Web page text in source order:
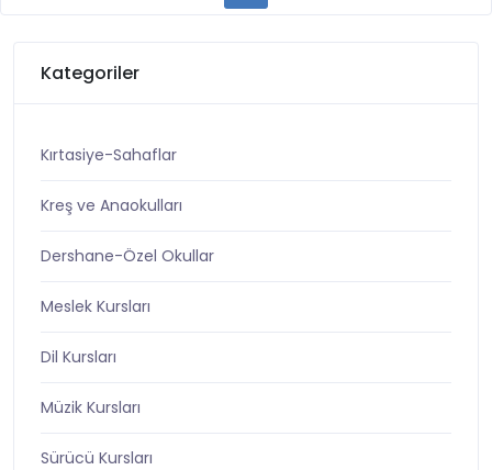
Kategoriler
Kırtasiye-Sahaflar
Kreş ve Anaokulları
Dershane-Özel Okullar
Meslek Kursları
Dil Kursları
Müzik Kursları
Sürücü Kursları